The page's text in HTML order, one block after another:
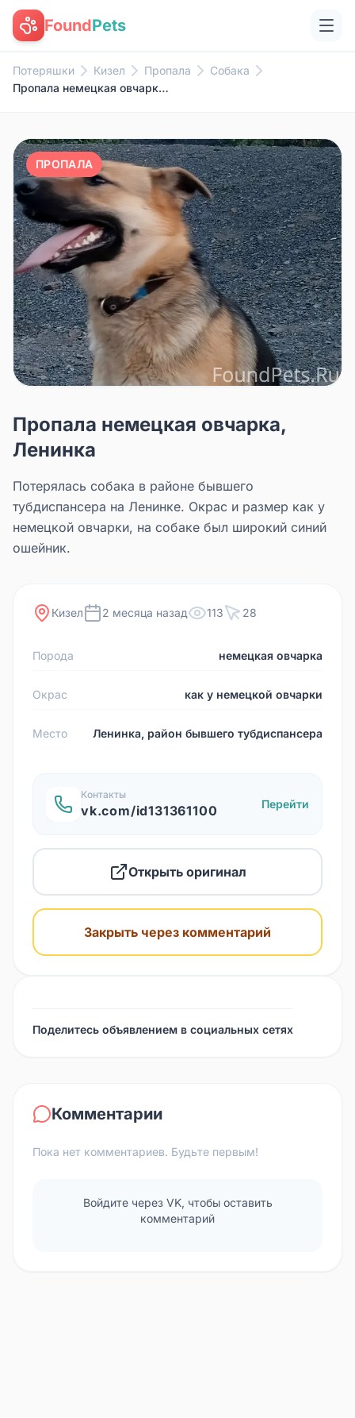
FoundPets
Потеряшки Кизел Пропала
Собака
Пропала немецкая овчарка, Ленинка
ПРОПАЛА
Пропала немецкая овчарка,
Ленинка
Потерялась собака в районе бывшего
тубдиспансера на Ленинке. Окрас и размер как у
немецкой овчарки, на собаке был широкий синий
ошейник.
Кизел 2 месяца назад 113 28
Порода немецкая овчарка
Окрас как у немецкой овчарки
Место Ленинка, район бывшего тубдиспансера
Контакты
vk.com/id131361100 Перейти
Открыть оригинал
Закрыть через комментарий
Поделитесь объявлением в социальных сетях
Комментарии
Пока нет комментариев. Будьте первым!
Войдите через VK, чтобы оставить
комментарий